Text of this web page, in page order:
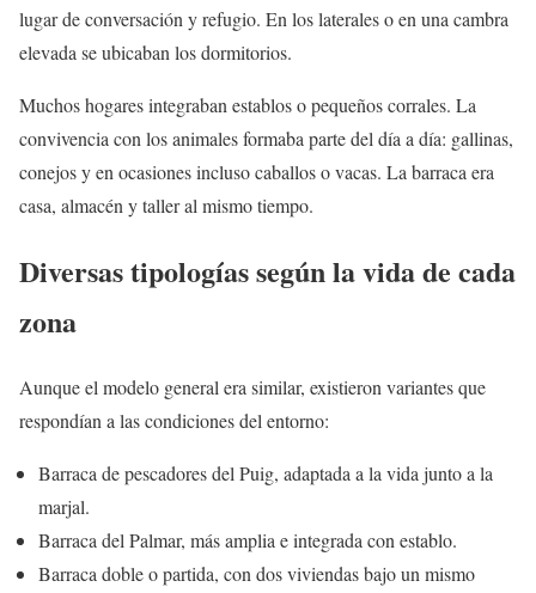
lugar de conversación y refugio. En los laterales o en una cambra
elevada se ubicaban los dormitorios.
Muchos hogares integraban establos o pequeños corrales. La
convivencia con los animales formaba parte del día a día: gallinas,
conejos y en ocasiones incluso caballos o vacas. La barraca era
casa, almacén y taller al mismo tiempo.
Diversas tipologías según la vida de cada
zona
Aunque el modelo general era similar, existieron variantes que
respondían a las condiciones del entorno:
Barraca de pescadores del Puig, adaptada a la vida junto a la
marjal.
Barraca del Palmar, más amplia e integrada con establo.
Barraca doble o partida, con dos viviendas bajo un mismo